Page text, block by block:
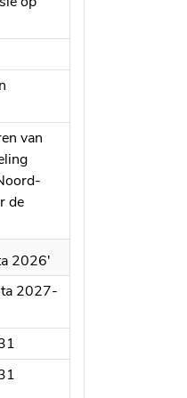
van
de
2026'
2027-